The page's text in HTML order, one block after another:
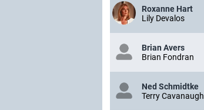
Roxanne Hart
Lily Devalos
Brian Avers
Brian Fondran
Ned Schmidtke
Terry Cavanaugh